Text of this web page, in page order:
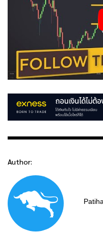
Author: